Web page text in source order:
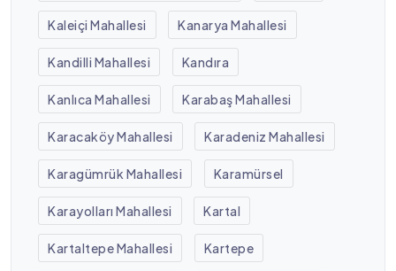
Kaleiçi Mahallesi Kanarya Mahallesi
Kandilli Mahallesi Kandıra
Kanlıca Mahallesi Karabaş Mahallesi
Karacaköy Mahallesi Karadeniz Mahallesi
Karagümrük Mahallesi Karamürsel
Karayolları Mahallesi Kartal
Kartaltepe Mahallesi Kartepe